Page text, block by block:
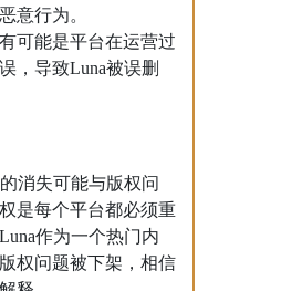
意行为。
有可能是平台在运营过
，导致Luna被误删
消失可能与版权问
是每个平台都必须重
作为一个热门内
权问题被下架，相信